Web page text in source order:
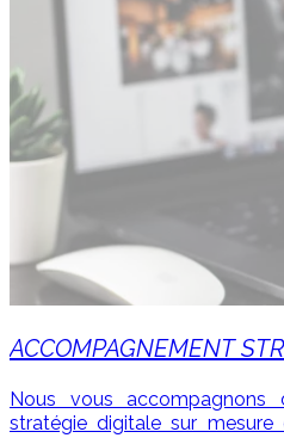
ACCOMPAGNEMENT
Nous vous
stratégie digitale sur mesure